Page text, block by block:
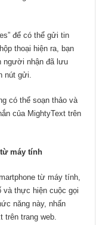
để có thể gửi tin
thoại hiện ra, bạn
người nhận đã lưu
nút gửi.
có thể soạn thảo và
của MightyText trên
máy tính
từ máy tính,
và thực hiện cuộc gọi
năng này, nhấn
trên trang web.